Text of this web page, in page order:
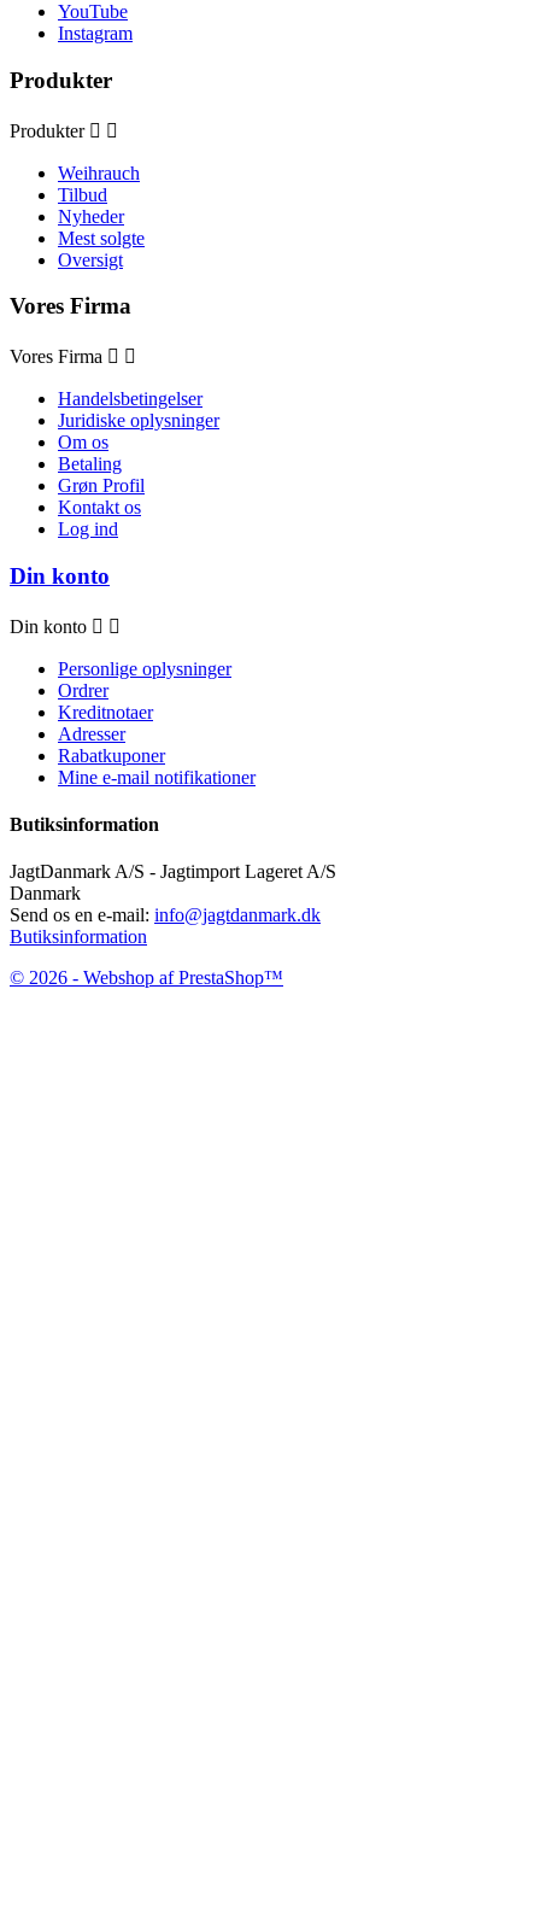
YouTube
Instagram
Produkter
Produkter  
Weihrauch
Tilbud
Nyheder
Mest solgte
Oversigt
Vores Firma
Vores Firma  
Handelsbetingelser
Juridiske oplysninger
Om os
Betaling
Grøn Profil
Kontakt os
Log ind
Din konto
Din konto  
Personlige oplysninger
Ordrer
Kreditnotaer
Adresser
Rabatkuponer
Mine e-mail notifikationer
Butiksinformation
JagtDanmark A/S - Jagtimport Lageret A/S
Danmark
Send os en e-mail: info@jagtdanmark.dk
Butiksinformation
© 2026 - Webshop af PrestaShop™